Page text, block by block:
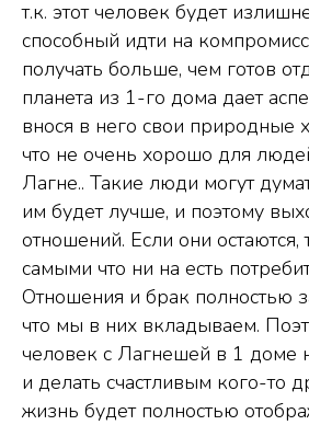
т.к. этот человек будет
способный идти на
получать больше, чем готов
планета из 1-го дома дает
внося в него свои природные
что не очень хорошо для
Лагне.. Такие люди могут
им будет лучше, и поэтому
отношений. Если они остаются,
самыми что ни на есть
Отношения и брак полностью
что мы в них вкладываем.
человек с Лагнешей в 1 доме
и делать счастливым кого-то
жизнь будет полностью